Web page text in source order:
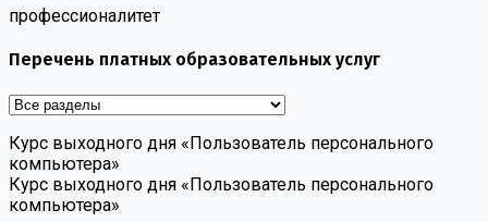
профессионалитет
Перечень платных образовательных услуг
Курс выходного дня «Пользователь персонального
компьютера»
Курс выходного дня «Пользователь персонального
компьютера»